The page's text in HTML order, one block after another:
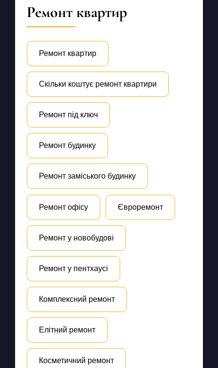
Ремонт квартир
Ремонт квартир
Скільки коштує ремонт квартири
Ремонт під ключ
Ремонт будинку
Ремонт заміського будинку
Ремонт офісу Євроремонт
Ремонт у новобудові
Ремонт у пентхаусі
Комплексний ремонт
Елітний ремонт
Косметичний ремонт